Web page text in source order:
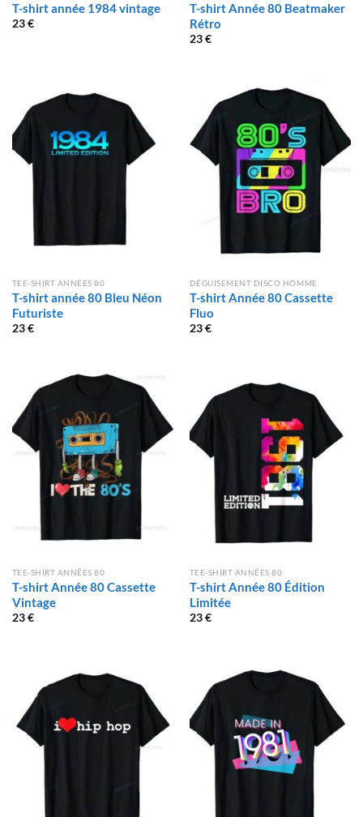
T-shirt année 1984 vintage
23€
T-shirt Année 80 Beatmaker
Rétro
23€
TEE-SHIRT ANNÉES 80
T-shirt année 80 Bleu Néon
Futuriste
23€
DÉGUISEMENT DISCO HOMME
T-shirt Année 80 Cassette
Fluo
23€
TEE-SHIRT ANNÉES 80
T-shirt Année 80 Cassette
Vintage
23€
TEE-SHIRT ANNÉES 80
T-shirt Année 80 Édition
Limitée
23€